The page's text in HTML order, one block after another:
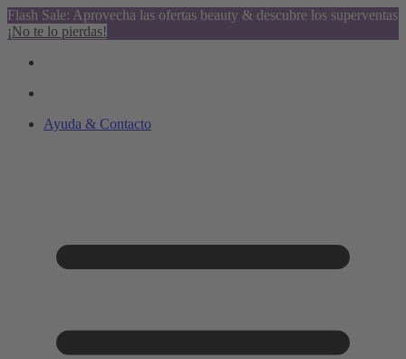
Flash Sale: Aprovecha las ofertas beauty & descubre los superventas
¡No te lo pierdas!
Ayuda & Contacto